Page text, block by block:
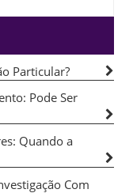
Particular?
Pode Ser
Quando a
Com